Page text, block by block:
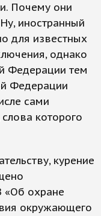
Почему они
иностранный
для известных
однако
Федерации тем
Федерации
сами
которого
курение
охране
окружающего